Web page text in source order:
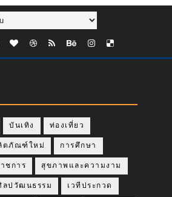
บันเทิง ท่องเที่ยว
ตภัณฑ์ใหม่ การศึกษา
ชการ สุขภาพและความงาม
ลปวัฒนธรรม เวทีประกวด